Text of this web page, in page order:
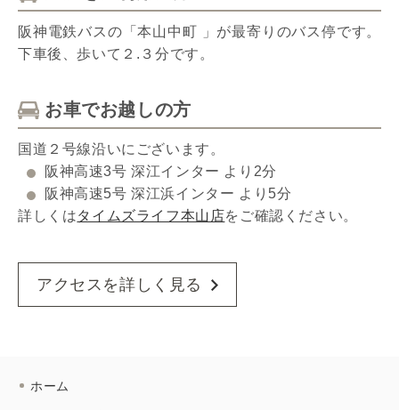
阪神電鉄バスの「本山中町 」が最寄りのバス停です。
下車後、歩いて２.３分です。
お車でお越しの方
国道２号線沿いにございます。
阪神高速3号 深江インター より2分
阪神高速5号 深江浜インター より5分
詳しくはタイムズライフ本山店をご確認ください。
アクセスを詳しく見る
ホーム